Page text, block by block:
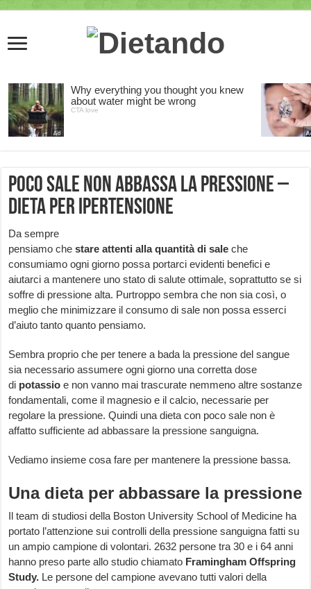
Poco sale non abbassa la pressione –
dieta per ipertensione
Da sempre
pensiamo chestare attenti alla quantità di sale che
consumiamo ogni giorno possa portarci evidenti benefici e
aiutarci a mantenere uno stato di salute ottimale, soprattutto se si
soffre di pressione alta. Purtroppo sembra che non sia così, o
meglio che minimizzare il consumo di sale non possa esserci
d’aiuto tanto quanto pensiamo.
Sembra proprio che per tenere a bada la pressione del sangue
sia necessario assumere ogni giorno una corretta dose
di potassio e non vanno mai trascurate nemmeno altre sostanze
fondamentali, come il magnesio e il calcio, necessarie per
regolare la pressione. Quindi una dieta con poco sale non è
affatto sufficiente ad abbassare la pressione sanguigna.
Vediamo insieme cosa fare per mantenere la pressione bassa.
Una dieta per abbassare la pressione
Il team di studiosi della Boston University School of Medicine ha
portato l’attenzione sui controlli della pressione sanguigna fatti su
un ampio campione di volontari. 2632 persone tra 30 e i 64 anni
hanno preso parte allo studio chiamato Framingham Offspring
Study. Le persone del campione avevano tutti valori della